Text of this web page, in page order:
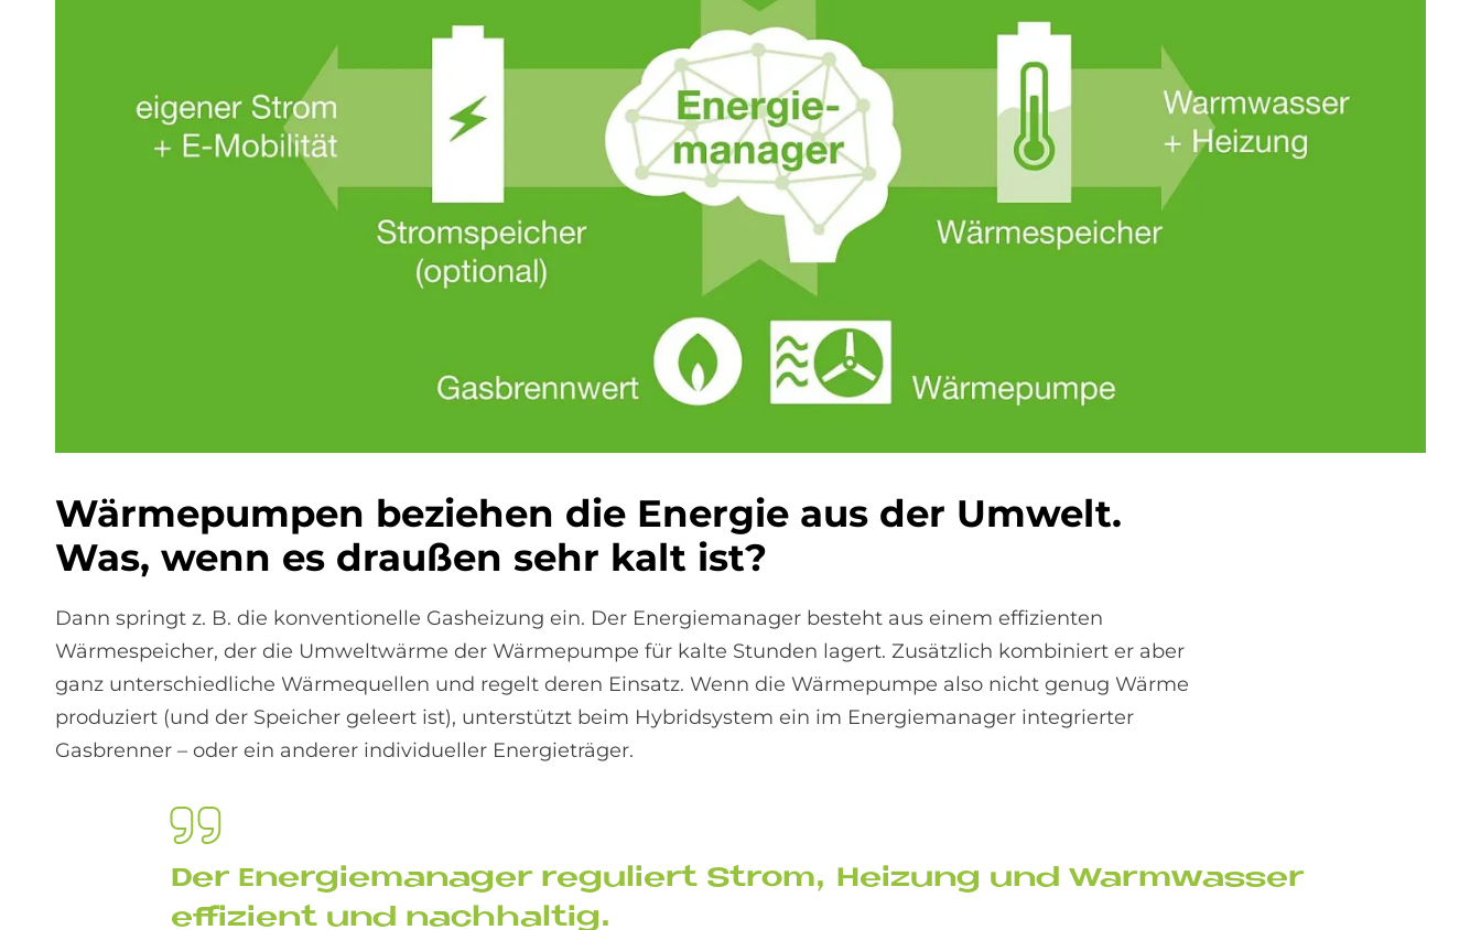
Wär­me­pum­pen be­zie­hen die En­er­gie aus der Um­welt.
Was, wenn es drau­ßen sehr kalt ist?
Dann springt z. B. die konventionelle Gasheizung ein. Der Energiemanager besteht aus einem effizienten
Wärmespeicher, der die Umweltwärme der Wärmepumpe für kalte Stunden lagert. Zusätzlich kombiniert er aber
ganz unterschiedliche Wärmequellen und regelt deren Einsatz. Wenn die Wärmepumpe also nicht genug Wärme
produziert (und der Speicher geleert ist), unterstützt beim Hybridsystem ein im Energiemanager integrierter
Gasbrenner – oder ein anderer individueller Energieträger.
Der En­er­gie­ma­na­ger re­gu­liert Strom, Hei­zung und Warm­was­ser
ef­fi­zi­ent und nach­hal­tig.